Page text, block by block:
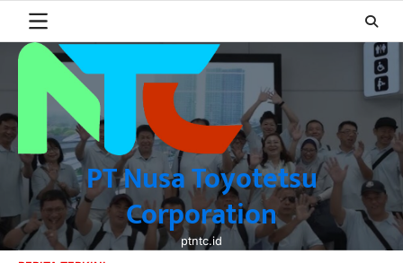
content
PT Nusa Toyotetsu
Corporation
ptntc.id